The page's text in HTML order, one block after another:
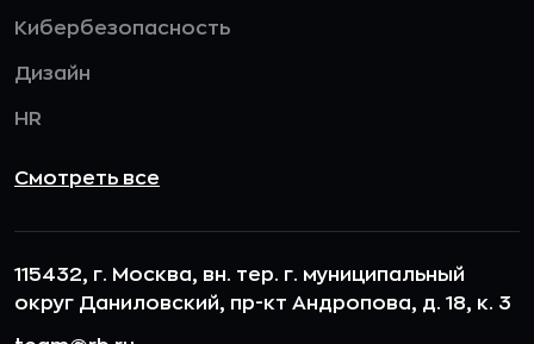
Кибербезопасность
Дизайн
HR
Смотреть все
115432, г. Москва, вн. тер. г. муниципальный
округ Даниловский, пр-кт Андропова, д. 18, к. 3